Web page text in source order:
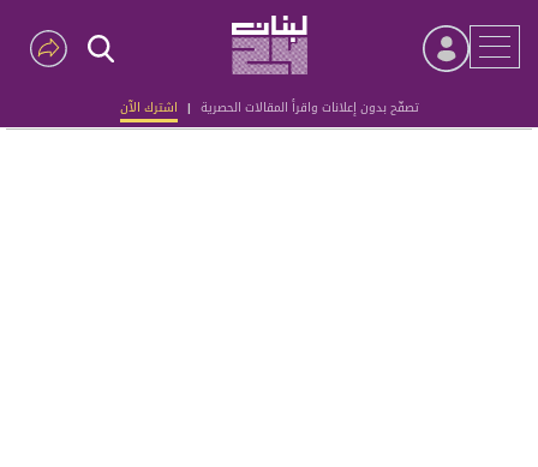
تصفّح بدون إعلانات واقرأ المقالات الحصرية | اشترك الآن
Advertisement